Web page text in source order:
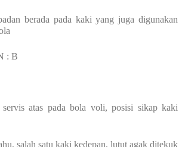
berada pada kaki yang juga digunakan
: B
servis atas pada bola voli, posisi sikap kaki
salah satu kaki kedepan, lutut agak ditekuk